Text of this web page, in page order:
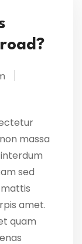
massa
sed
amet.
quam